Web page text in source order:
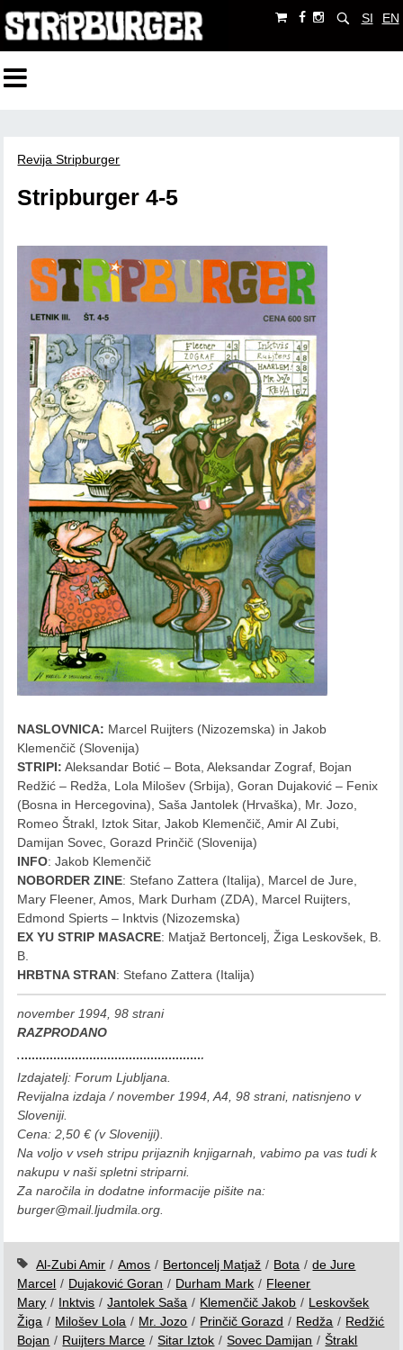
SI EN
Revija Stripburger
Stripburger 4-5
NASLOVNICA: Marcel Ruijters (Nizozemska) in Jakob
Klemenčič (Slovenija)
STRIPI: Aleksandar Botić – Bota, Aleksandar Zograf, Bojan
Redžić – Redža, Lola Milošev (Srbija), Goran Dujaković – Fenix
(Bosna in Hercegovina), Saša Jantolek (Hrvaška), Mr. Jozo,
Romeo Štrakl, Iztok Sitar, Jakob Klemenčič, Amir Al Zubi,
Damijan Sovec, Gorazd Prinčič (Slovenija)
INFO: Jakob Klemenčič
NOBORDER ZINE: Stefano Zattera (Italija), Marcel de Jure,
Mary Fleener, Amos, Mark Durham (ZDA), Marcel Ruijters,
Edmond Spierts – Inktvis (Nizozemska)
EX YU STRIP MASACRE: Matjaž Bertoncelj, Žiga Leskovšek, B.
B.
HRBTNA STRAN: Stefano Zattera (Italija)
november 1994, 98 strani
RAZPRODANO
Izdajatelj: Forum Ljubljana.
Revijalna izdaja / november 1994, A4, 98 strani, natisnjeno v
Sloveniji.
Cena: 2,50 € (v Sloveniji).
Na voljo v vseh stripu prijaznih knjigarnah, vabimo pa vas tudi k
nakupu v naši spletni striparni.
Za naročila in dodatne informacije pišite na:
burger@mail.ljudmila.org.
Al-Zubi Amir / Amos / Bertoncelj Matjaž / Bota / de Jure
Marcel / Dujaković Goran / Durham Mark / Fleener
Mary / Inktvis / Jantolek Saša / Klemenčič Jakob / Leskovšek
Žiga / Milošev Lola / Mr. Jozo / Prinčič Gorazd / Redža / Redžić
Bojan / Ruijters Marce / Sitar Iztok / Sovec Damijan / Štrakl